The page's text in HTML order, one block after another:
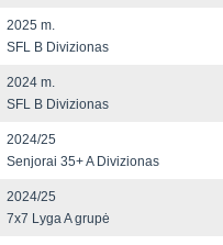
2025 m.
SFL B Divizionas
2024 m.
SFL B Divizionas
2024/25
Senjorai 35+ A Divizionas
2024/25
7x7 Lyga A grupė